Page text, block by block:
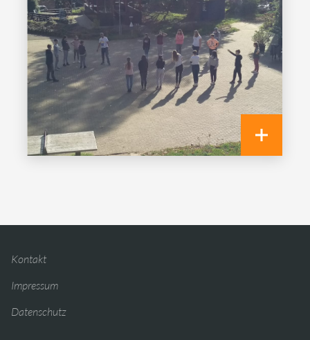
Kontakt
Impressum
Datenschutz